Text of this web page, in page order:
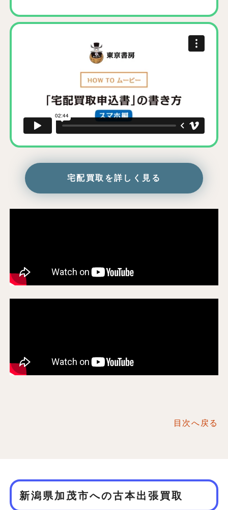
宅配買取を詳しく見る
目次へ戻る
新潟県加茂市への古本出張買取